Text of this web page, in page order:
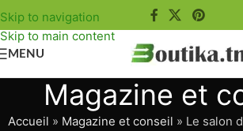
Skip to navigation
Skip to main content
MENU
Magazine et
Accueil » Magazine et conseil » Le salon